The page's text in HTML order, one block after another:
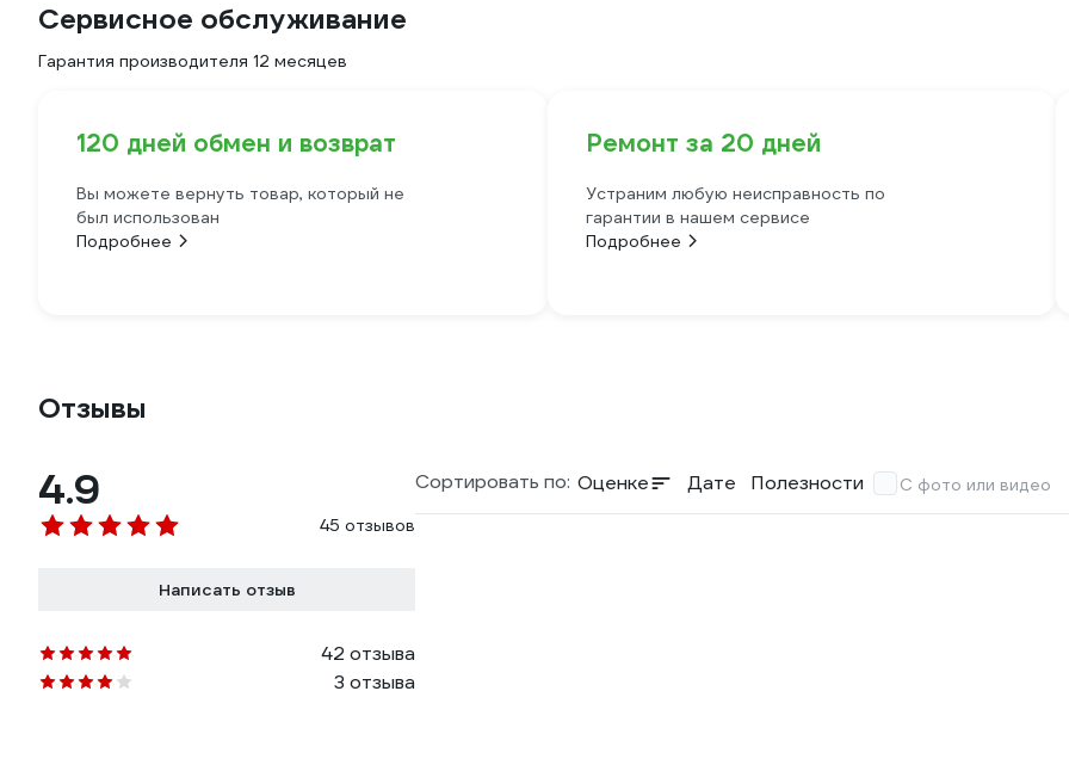
Сервисное обслуживание
Гарантия производителя 12 месяцев
120 дней обмен и возврат
Вы можете вернуть товар, который не
был использован
Подробнее
Ремонт за 20 дней
Устраним любую неисправность по
гарантии в нашем сервисе
Подробнее
Отзывы
4.9
45 отзывов
Написать отзыв
42 отзыва
3 отзыва
Сортировать по: Оценке Дате Полезности С фото или видео